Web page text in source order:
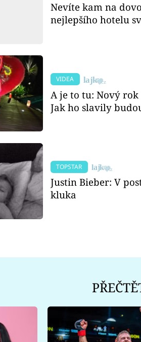
Nevíte kam na
nejlepšího hotelu
VIDEA
A je to tu: Nový
Jak ho slavily
TOPSTAR
Justin Bieber: V
kluka